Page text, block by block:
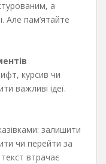
а
Але пам’ятайте
курсив чи
важливі ідеї.
залишити
чи перейти за
втрачає